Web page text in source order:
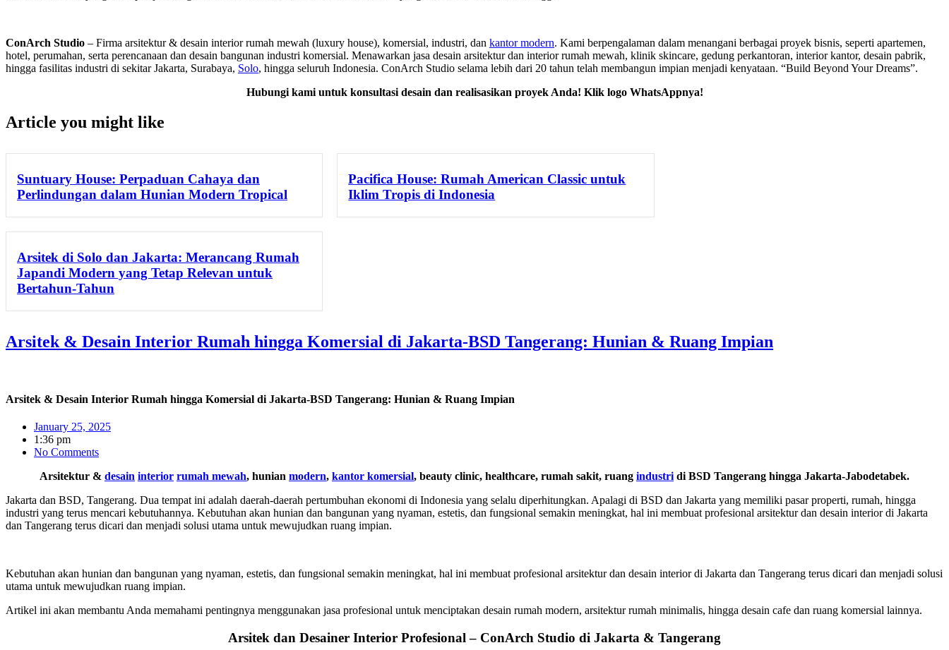
ConArch Studio – Firma arsitektur & desain interior rumah mewah (luxury house), komersial, industri, dan kantor modern. Kami berpengalaman dalam menangani berbagai proyek bisnis, seperti apartemen,
hotel, perumahan, serta perencanaan dan desain bangunan industri komersial. Menawarkan jasa desain arsitektur dan interior rumah mewah, klinik skincare, gedung perkantoran, interior kantor, desain pabrik,
hingga fasilitas industri di sekitar Jakarta, Surabaya, Solo, hingga seluruh Indonesia. ConArch Studio selama lebih dari 20 tahun telah membangun impian menjadi kenyataan. “Build Beyond Your Dreams”.
Hubungi kami untuk konsultasi desain dan realisasikan proyek Anda! Klik logo WhatsAppnya!
Article you might like
Suntuary House: Perpaduan Cahaya dan
Perlindungan dalam Hunian Modern Tropical
Pacifica House: Rumah American Classic untuk
Iklim Tropis di Indonesia
Arsitek di Solo dan Jakarta: Merancang Rumah
Japandi Modern yang Tetap Relevan untuk
Bertahun-Tahun
Arsitek & Desain Interior Rumah hingga Komersial di Jakarta-BSD Tangerang: Hunian & Ruang Impian
Arsitek & Desain Interior Rumah hingga Komersial di Jakarta-BSD Tangerang: Hunian & Ruang Impian
January 25, 2025
1:36 pm
No Comments
Arsitektur & desain interior rumah mewah, hunian modern, kantor komersial, beauty clinic, healthcare, rumah sakit, ruang industridi BSD Tangerang hingga Jakarta-Jabodetabek.
Jakarta dan BSD, Tangerang. Dua tempat ini adalah daerah-daerah pertumbuhan ekonomi di Indonesia yang selalu diperhitungkan. Apalagi di BSD dan Jakarta yang memiliki pasar properti, rumah, hingga
industri yang terus mencari kebutuhannya. Kebutuhan akan hunian dan bangunan yang nyaman, estetis, dan fungsional semakin meningkat, hal ini membuat profesional arsitektur dan desain interior di Jakarta
dan Tangerang terus dicari dan menjadi solusi utama untuk mewujudkan ruang impian.
Kebutuhan akan hunian dan bangunan yang nyaman, estetis, dan fungsional semakin meningkat, hal ini membuat profesional arsitektur dan desain interior di Jakarta dan Tangerang terus dicari dan menjadi solusi
utama untuk mewujudkan ruang impian.
Artikel ini akan membantu Anda memahami pentingnya menggunakan jasa profesional untuk menciptakan desain rumah modern, arsitektur rumah minimalis, hingga desain cafe dan ruang komersial lainnya.
Arsitek dan Desainer Interior Profesional – ConArch Studio di Jakarta & Tangerang